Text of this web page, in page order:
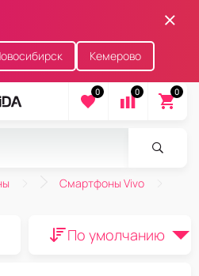
Кемерово
0 0 0
Смартфоны Vivo
По умолчанию